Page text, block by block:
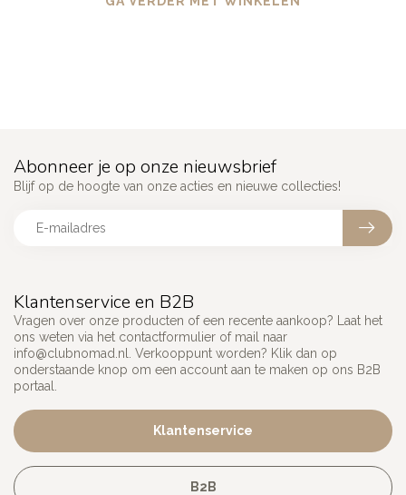
Klantenservice en B2B
Vragen over onze producten of een recente aankoop? Laat het
ons weten via het contactformulier of mail naar
info@clubnomad.nl
. Verkooppunt worden? Klik dan op
onderstaande knop om een account aan te maken op ons B2B
portaal.
Klantenservice
B2B
Abonneer je op onze nieuwsbrief
Blijf op de hoogte van onze acties en nieuwe collecties!